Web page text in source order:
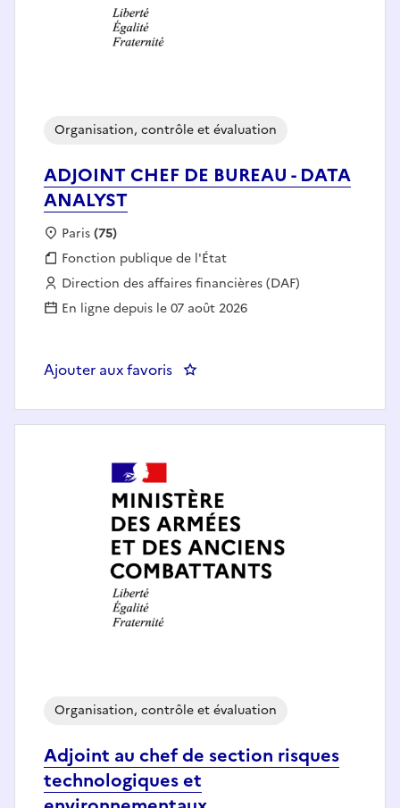
ADJOINT CHEF DE BUREAU - DATA
ANALYST
Organisation, contrôle et évaluation
Localisation :
Paris(75)
Fonction publique :
Fonction publique de l'État
Employeur :
Direction des affaires financières (DAF)
En ligne depuis le 07 août 2026
Ajouter aux favoris : ADJOINT CHEF DE BUREAU -
Adjoint au chef de section risques
technologiques et
Organisation, contrôle et évaluation